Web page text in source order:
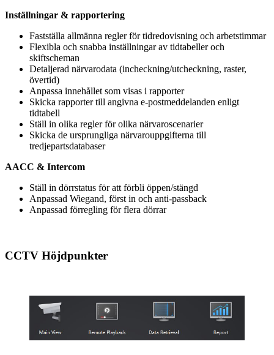
Inställningar & rapportering
Fastställa allmänna regler för tidredovisning och arbetstimmar
Flexibla och snabba inställningar av tidtabeller och
skiftscheman
Detaljerad närvarodata (incheckning/utcheckning, raster,
övertid)
Anpassa innehållet som visas i rapporter
Skicka rapporter till angivna e-postmeddelanden enligt
tidtabell
Ställ in olika regler för olika närvaroscenarier
Skicka de ursprungliga närvarouppgifterna till
tredjepartsdatabaser
AACC & Intercom
Ställ in dörrstatus för att förbli öppen/stängd
Anpassad Wiegand, först in och anti-passback
Anpassad förregling för flera dörrar
CCTV Höjdpunkter